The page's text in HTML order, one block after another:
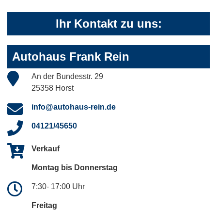
Ihr Kontakt zu uns:
Autohaus Frank Rein
An der Bundesstr. 29
25358 Horst
info@autohaus-rein.de
04121/45650
Verkauf
Montag bis Donnerstag
7:30- 17:00 Uhr
Freitag